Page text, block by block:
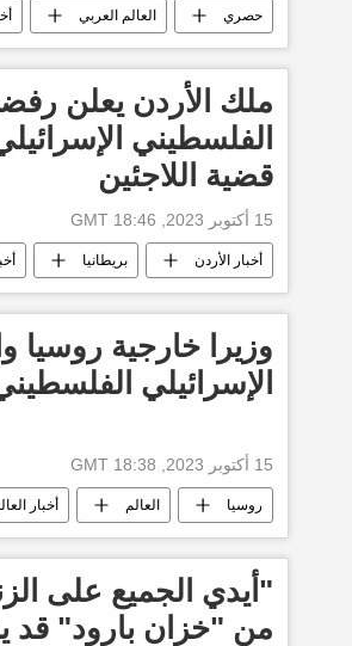
حصري العالم العربي
أخبار مصر الآن إسرائيل
ملك الأردن يعلن
الفلسطيني
قضية اللاجئين
15 أكتوبر 2023, 18:46 GMT
أخبار الأردن بريطانيا
طوفان الأقصى الأخبار
وزيرا خارجية روسيا
الإسرائيلي
15 أكتوبر 2023, 18:38 GMT
روسيا العالم أخبار
"أيدي الجميع على
من "خزان بارود" قد